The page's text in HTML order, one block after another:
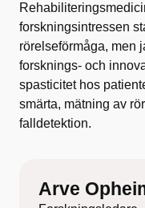
forskningsintressen
rörelseförmåga, men
forsknings- och
spasticitet hos
smärta, mätning av
falldetektion.
Arve